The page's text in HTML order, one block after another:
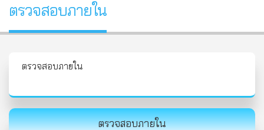
ตรวจสอบภายใน
ตรวจสอบภายใน
ตรวจสอบภายใน